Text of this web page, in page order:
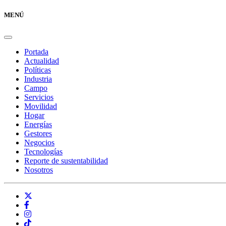
MENÚ
Portada
Actualidad
Políticas
Industria
Campo
Servicios
Movilidad
Hogar
Energías
Gestores
Negocios
Tecnologías
Reporte de sustentabilidad
Nosotros